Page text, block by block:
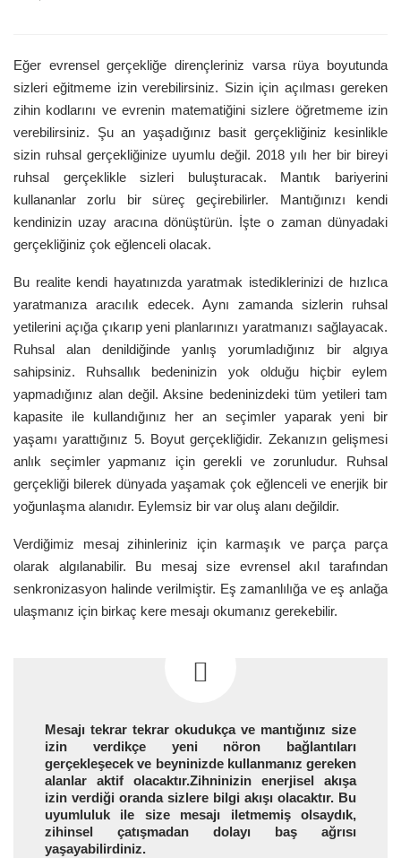
Eğer evrensel gerçekliğe dirençleriniz varsa rüya boyutunda
sizleri eğitmeme izin verebilirsiniz. Sizin için açılması gereken
zihin kodlarını ve evrenin matematiğini sizlere öğretmeme izin
verebilirsiniz. Şu an yaşadığınız basit gerçekliğiniz kesinlikle
sizin ruhsal gerçekliğinize uyumlu değil. 2018 yılı her bir bireyi
ruhsal gerçeklikle sizleri buluşturacak. Mantık bariyerini
kullananlar zorlu bir süreç geçirebilirler. Mantığınızı kendi
kendinizin uzay aracına dönüştürün. İşte o zaman dünyadaki
gerçekliğiniz çok eğlenceli olacak.
Bu realite kendi hayatınızda yaratmak istediklerinizi de hızlıca
yaratmanıza aracılık edecek. Aynı zamanda sizlerin ruhsal
yetilerini açığa çıkarıp yeni planlarınızı yaratmanızı sağlayacak.
Ruhsal alan denildiğinde yanlış yorumladığınız bir algıya
sahipsiniz. Ruhsallık bedeninizin yok olduğu hiçbir eylem
yapmadığınız alan değil. Aksine bedeninizdeki tüm yetileri tam
kapasite ile kullandığınız her an seçimler yaparak yeni bir
yaşamı yarattığınız 5. Boyut gerçekliğidir. Zekanızın gelişmesi
anlık seçimler yapmanız için gerekli ve zorunludur. Ruhsal
gerçekliği bilerek dünyada yaşamak çok eğlenceli ve enerjik bir
yoğunlaşma alanıdır. Eylemsiz bir var oluş alanı değildir.
Verdiğimiz mesaj zihinleriniz için karmaşık ve parça parça
olarak algılanabilir. Bu mesaj size evrensel akıl tarafından
senkronizasyon halinde verilmiştir. Eş zamanlılığa ve eş anlağa
ulaşmanız için birkaç kere mesajı okumanız gerekebilir.
Mesajı tekrar tekrar okudukça ve mantığınız size
izin verdikçe yeni nöron bağlantıları
gerçekleşecek ve beyninizde kullanmanız gereken
alanlar aktif olacaktır.Zihninizin enerjisel akışa
izin verdiği oranda sizlere bilgi akışı olacaktır. Bu
uyumluluk ile size mesajı iletmemiş olsaydık,
zihinsel çatışmadan dolayı baş ağrısı
yaşayabilirdiniz.